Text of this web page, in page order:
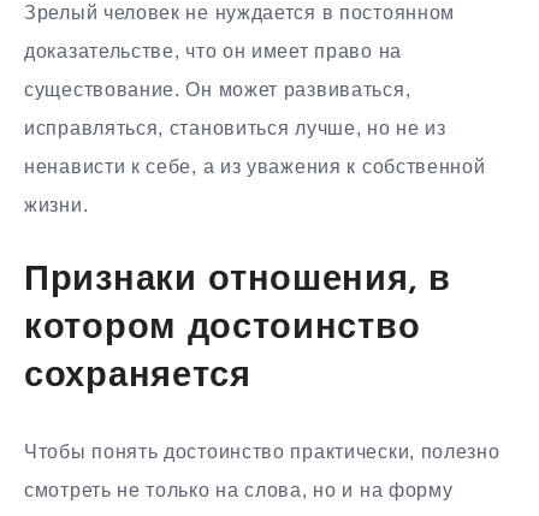
Зрелый человек не нуждается в постоянном
доказательстве, что он имеет право на
существование. Он может развиваться,
исправляться, становиться лучше, но не из
ненависти к себе, а из уважения к собственной
жизни.
Признаки отношения, в
котором достоинство
сохраняется
Чтобы понять достоинство практически, полезно
смотреть не только на слова, но и на форму